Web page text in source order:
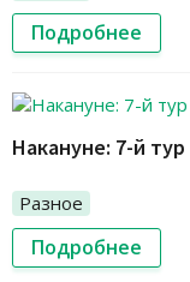
Подробнее
Накануне: 7-й тур
Разное
Подробнее